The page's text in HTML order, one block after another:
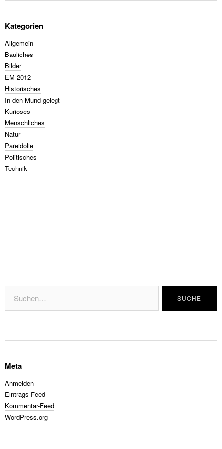
Kategorien
Allgemein
Bauliches
Bilder
EM 2012
Historisches
In den Mund gelegt
Kurioses
Menschliches
Natur
Pareidolie
Politisches
Technik
Meta
Anmelden
Eintrags-Feed
Kommentar-Feed
WordPress.org